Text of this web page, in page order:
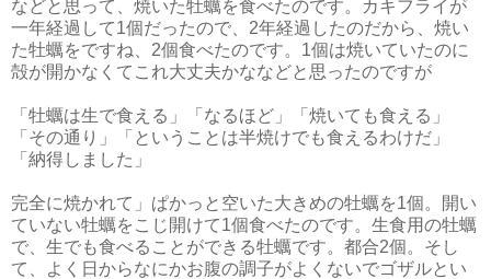
などと思って、焼いた牡蠣を食べたのです。カキフライが
一年経過して1個だったので、2年経過したのだから、焼い
た牡蠣をですね、2個食べたのです。1個は焼いていたのに
殻が開かなくてこれ大丈夫かななどと思ったのですが
「牡蠣は生で食える」「なるほど」「焼いても食える」
「その通り」「ということは半焼けでも食えるわけだ」
「納得しました」
完全に焼かれて」ぱかっと空いた大きめの牡蠣を1個。開い
ていない牡蠣をこじ開けて1個食べたのです。生食用の牡蠣
で、生でも食べることができる牡蠣です。都合2個。そし
て、よく日からなにかお腹の調子がよくないでゴザルとい